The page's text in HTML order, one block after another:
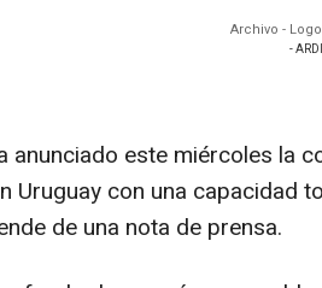
Archivo -
-
anunciado este miércoles la
Uruguay con una capacidad
de una nota de prensa.